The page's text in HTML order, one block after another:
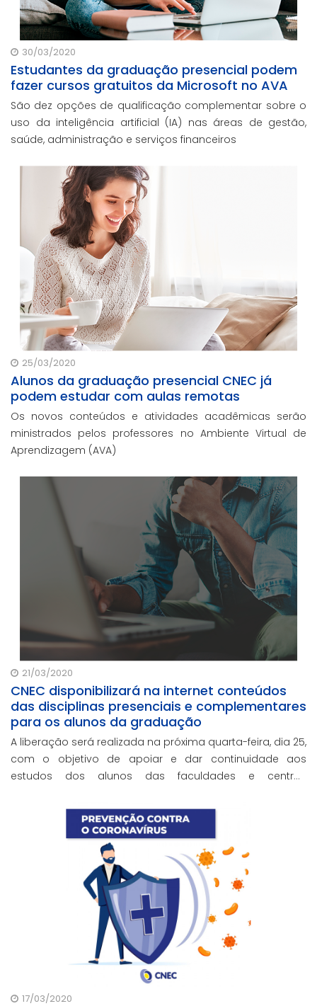
30/03/2020
Estudantes da graduação presencial podem
fazer cursos gratuitos da Microsoft no AVA
São dez opções de qualificação complementar sobre o
uso da inteligência artificial (IA) nas áreas de gestão,
saúde, administração e serviços financeiros
25/03/2020
Alunos da graduação presencial CNEC já
podem estudar com aulas remotas
Os novos conteúdos e atividades acadêmicas serão
ministrados pelos professores no Ambiente Virtual de
Aprendizagem (AVA)
21/03/2020
CNEC disponibilizará na internet conteúdos
das disciplinas presenciais e complementares
para os alunos da graduação
A liberação será realizada na próxima quarta-feira, dia 25,
com o objetivo de apoiar e dar continuidade aos
estudos dos alunos das faculdades e centros
17/03/2020